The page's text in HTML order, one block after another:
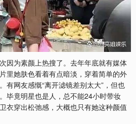
因为素颜上热搜了。去年年底就有媒体
里她肤色看着有点暗淡，穿着简单的外
有网友感慨“离开滤镜差别太大”，但也
毕竟明星也是人，总不能24小时带妆
衣穿出松弛感，大概也只有她这种颜值